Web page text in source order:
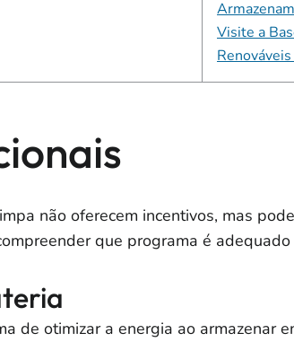
Visite a
não oferecem incentivos, mas
que programa é adequado
de otimizar a energia ao armazenar